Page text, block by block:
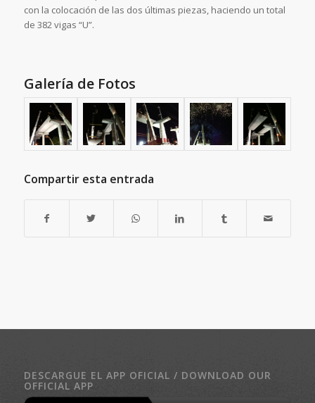
con la colocación de las dos últimas piezas, haciendo un total
de 382 vigas “U”.
Galería de Fotos
Compartir esta entrada
DESCARGUE EL APP OFICIAL / DOWNLOAD OUR
OFFICIAL APP